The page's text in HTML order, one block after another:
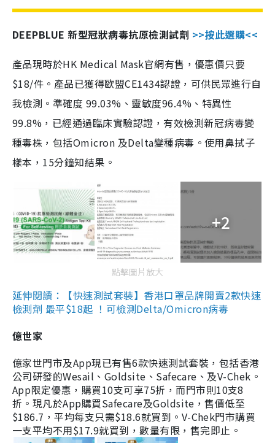
DEEPBLUE 新型冠狀病毒抗原檢測試劑 >>按此選購<<
產品現時於HK Medical Mask官網有售，優惠價只要
$18/件。產品已獲得歐盟CE1434認證，可供民眾進行自
我檢測。準確度 99.03%、靈敏度96.4%、特異性
99.8%，已經通過臨床實驗認證，有效檢測新冠病毒變
種毒株，包括Omicron 及Delta變種病毒。使用鼻拭子
樣本，15分鐘知結果。
+2
點擊圖片放大
延伸閱讀：【快速測試套裝】香港口罩品牌開賣2款快速
檢測劑 最平$18起 ！可檢測Delta/Omicron病毒
億世家
億家世門市及App現已有售6款快速測試套裝，包括香港
公司研發的Wesail、Goldsite、Safecare、及V-Chek。
App限定優惠，購買10支可享75折，而門市則10支8
折。現凡於App購買Safecare及Goldsite，售價低至
$186.7，平均每支只需$18.6就買到。V-Chek門市購買
一支平均不用$17.9就買到，數量有限，售完即止。